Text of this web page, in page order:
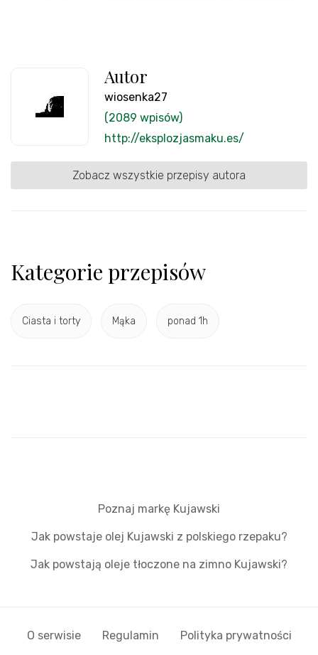
Autor
wiosenka27
(2089 wpisów)
http://eksplozjasmaku.es/
Zobacz wszystkie przepisy autora
Kategorie przepisów
Ciasta i torty Mąka ponad 1h
Poznaj markę Kujawski
Jak powstaje olej Kujawski z polskiego rzepaku?
Jak powstają oleje tłoczone na zimno Kujawski?
O serwisie Regulamin Polityka prywatności